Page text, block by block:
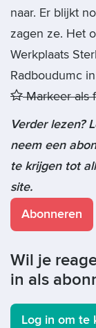
naar. Er blijkt
zagen ze. Het
Werkplaats
Radboudumc
Markeer als
Verder lezen?
neem een
te krijgen tot
site.
Abonneren
Wil je
in als
Log in om te